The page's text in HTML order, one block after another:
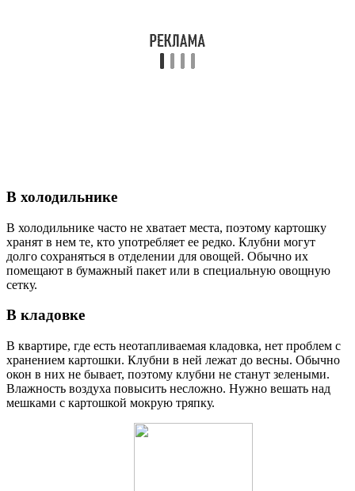
В холодильнике
В холодильнике часто не хватает места, поэтому картошку
хранят в нем те, кто употребляет ее редко. Клубни могут
долго сохраняться в отделении для овощей. Обычно их
помещают в бумажный пакет или в специальную овощную
сетку.
В кладовке
В квартире, где есть неотапливаемая кладовка, нет проблем с
хранением картошки. Клубни в ней лежат до весны. Обычно
окон в них не бывает, поэтому клубни не станут зелеными.
Влажность воздуха повысить несложно. Нужно вешать над
мешками с картошкой мокрую тряпку.